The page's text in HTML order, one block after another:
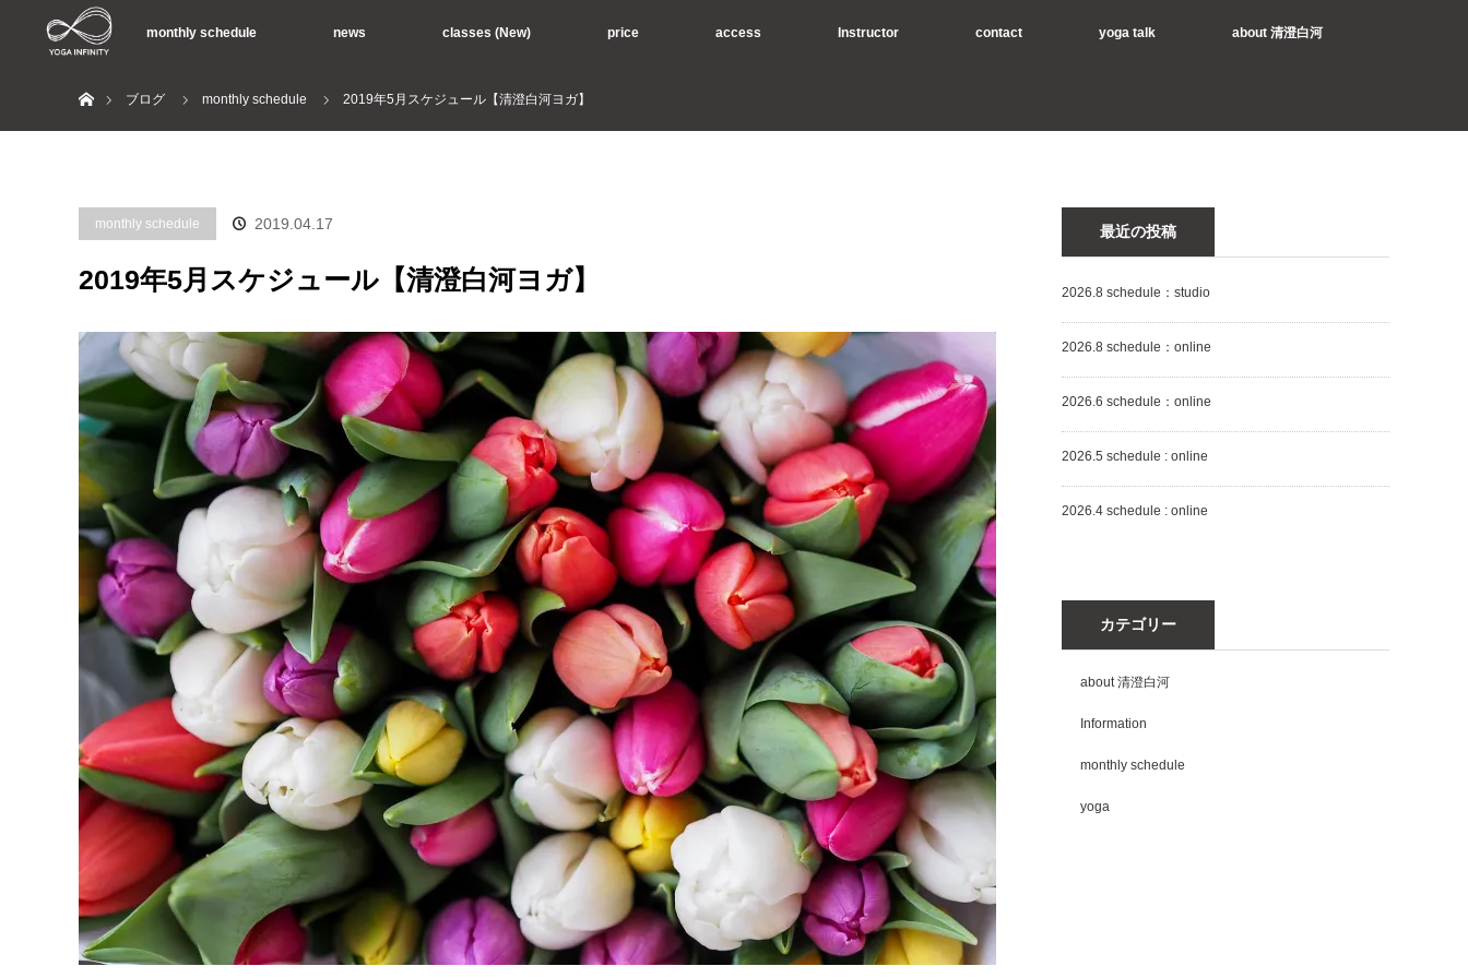
monthly schedule news classes (New) price access Instructor contact yoga talk about 清澄白河
ブログ
monthly schedule 2019年5月スケジュール【清澄白河ヨガ】
monthly schedule 2019.04.17
2019年5月スケジュール【清澄白河ヨガ】
最近の投稿
2026.8 schedule：studio
2026.8 schedule：online
2026.6 schedule：online
2026.5 schedule : online
2026.4 schedule : online
カテゴリー
about 清澄白河
Information
monthly schedule
yoga